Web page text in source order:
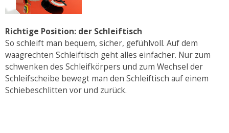
Richtige Position: der Schleiftisch
So schleift man bequem, sicher, gefühlvoll. Auf dem
waagrechten Schleiftisch geht alles einfacher. Nur zum
schwenken des Schleifkörpers und zum Wechsel der
Schleifscheibe bewegt man den Schleiftisch auf einem
Schiebeschlitten vor und zurück.